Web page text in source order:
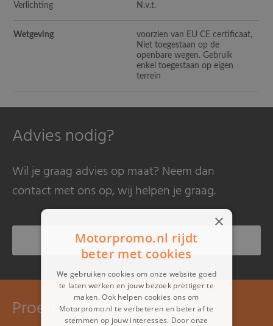
Verlichting N.v.t.
Wetgeving
voorzien van EU CE certificaat,
Niet toegestaan op de
openbare wegen. Gebruik
enkel toegestaan op eigen
terrein
Advies nodig?
Wil je graag advies op maat? Neem dan
contact met ons op, wij helpen je graag.
Bel mij terug >
Proefrit maken?
×
Motorpromo.nl rijdt
beter met cookies
We gebruiken cookies om onze website goed
te laten werken en jouw bezoek prettiger te
maken. Ook helpen cookies ons om
Motorpromo.nl te verbeteren en beter af te
stemmen op jouw interesses. Door onze